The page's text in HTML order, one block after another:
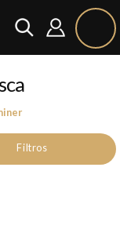
Filtros